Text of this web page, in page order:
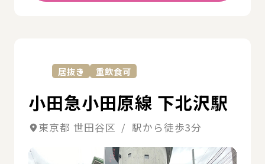
居抜き 重飲食可
小田急小田原線 下北沢駅
東京都 世田谷区 / 駅から徒歩3分